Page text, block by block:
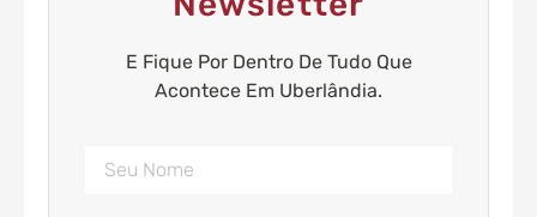
E Fique Por Dentro De Tudo Que
Acontece Em Uberlândia.